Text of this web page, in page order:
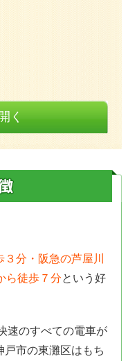
く
３分・阪急の芦屋川
ら徒歩７分という好
速のすべての電車が
戸市の東灘区はもち